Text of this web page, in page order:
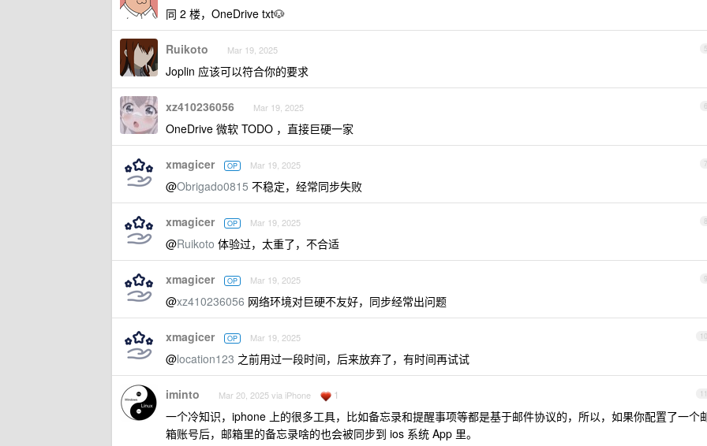
同 2 楼，OneDrive txt🐶
5
Ruikoto Mar 19, 2025
Joplin 应该可以符合你的要求
6
xz410236056 Mar 19, 2025
OneDrive 微软 TODO ，直接巨硬一家
7
xmagicer OP Mar 19, 2025
@Obrigado0815 不稳定，经常同步失败
8
xmagicer OP Mar 19, 2025
@Ruikoto 体验过，太重了，不合适
9
xmagicer OP Mar 19, 2025
@xz410236056 网络环境对巨硬不友好，同步经常出问题
10
xmagicer OP Mar 19, 2025
@location123 之前用过一段时间，后来放弃了，有时间再试试
11
iminto Mar 20, 2025 via iPhone 1
一个冷知识，iphone 上的很多工具，比如备忘录和提醒事项等都是基于邮件协议的，所以，如果你配置了一个
箱账号后，邮箱里的备忘录啥的也会被同步到 ios 系统 App 里。